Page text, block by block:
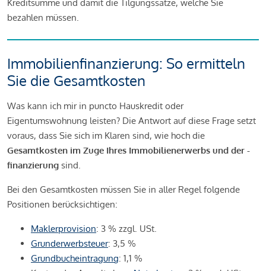
Kreditsumme und damit die Tilgungssätze, welche Sie
bezahlen müssen.
Immobilienfinanzierung: So ermitteln
Sie die Gesamtkosten
Was kann ich mir in puncto Hauskredit oder
Eigentumswohnung leisten? Die Antwort auf diese Frage setzt
voraus, dass Sie sich im Klaren sind, wie hoch die
Gesamtkosten im Zuge Ihres Immobilienerwerbs und der -
finanzierung sind.
Bei den Gesamtkosten müssen Sie in aller Regel folgende
Positionen berücksichtigen:
Maklerprovision: 3 % zzgl. USt.
Grunderwerbsteuer: 3,5 %
Grundbucheintragung: 1,1 %